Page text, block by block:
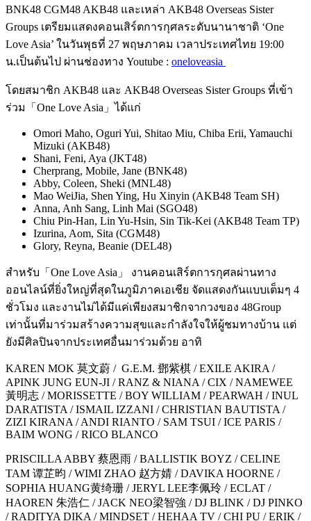
BNK48 CGM48 AKB48 และเหล่า AKB48 Overseas Sister
Groups เตรียมแสดงคอนเสิร์ตการกุศลระดับนานาชาติ ‘One
Love Asia’ ในวันพุธที่ 27 พฤษภาคม เวลาประเทศไทย 19:00
น.เป็นต้นไป ผ่านช่องทาง Youtube : oneloveasia
โดยสมาชิก AKB48 และ AKB48 Overseas Sister Groups ที่เข้า
ร่วม「 One Love Asia 」ได้แก่
Omori Maho, Oguri Yui, Shitao Miu, Chiba Erii, Yamauchi
Mizuki (AKB48)
Shani, Feni, Aya (JKT48)
Cherprang, Mobile, Jane (BNK48)
Abby, Coleen, Sheki (MNL48)
Mao WeiJia, Shen Ying, Hu Xinyin (AKB48 Team SH)
Anna, Anh Sang, Linh Mai (SGO48)
Chiu Pin-Han, Lin Yu-Hsin, Sin Tik-Kei (AKB48 Team TP)
Izurina, Aom, Sita (CGM48)
Glory, Reyna, Beanie (DEL48)
สำหรับ 「 One Love Asia 」 งานคอนเสิร์ตการกุศลผ่านทาง
ออนไลน์ที่ยิ่งใหญ่ที่สุดในภูมิภาคเอเชีย จัดแสดงกันแบบเต็มๆ 4
ชั่วโมง และงานไม่ได้มีแค่เพียงสมาชิกจากวงของ 48Group
เท่านั้นที่มาร่วมสร้างความสุขและกำลังใจให้ผู้ชมทางบ้าน แต่
ยังมีศิลปินจากประเทศอื่นมาร่วมด้วย อาทิ
KAREN MOK 莫文蔚 / G.E.M. 鄧紫棋 / EXILE AKIRA /
APINK JUNG EUN-JI / RANZ & NIANA / CIX / NAMEWEE
黃明志 / MORISSETTE / BOY WILLIAM / PEARWAH / INUL
DARATISTA / ISMAIL IZZANI / CHRISTIAN BAUTISTA /
ZIZI KIRANA / ANDI RIANTO / SAM TSUI / ICE PARIS /
BAIM WONG / RICO BLANCO
PRISCILLA ABBY 蔡恩雨 / BALLISTIK BOYZ / CELINE
TAM 谭芷昀 / WIMI ZHAO 赵方婧 / DAVIKA HOORNE /
SOPHIA HUANG黄绮珊 / JERYL LEE李佩玲 / ECLAT /
HAOREN 朱浩仁 / JACK NEO梁智強 / DJ BLINK / DJ PINKO
/ RADITYA DIKA / MINDSET / HEHAA TV / CHI PU / ERIK /